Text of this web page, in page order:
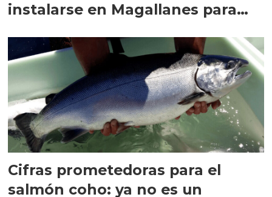
instalarse en Magallanes para
Cifras prometedoras para el
salmón coho: ya no es un